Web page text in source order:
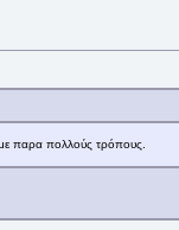
παρα πολλούς τρόπους.